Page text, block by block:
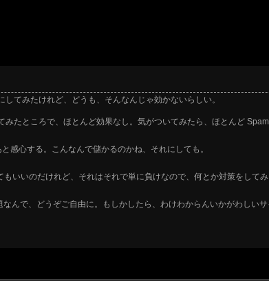
てみたけれど、どうも、そんなんじゃ効かないらしい。
たところで、ほとんど効果なし。気がついてみたら、ほとんど Spam
感心する。こんなんで儲かるのかね、それにしても。
いいのだけれど、それはそれで単に負けなので、何とか対策をして
んで、どうぞご自由に。もしかしたら、わけわからんいかがわしい